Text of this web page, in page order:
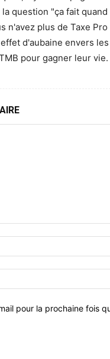
question "ça fait
n'avez plus de Taxe
d'aubaine envers
pour gagner leur vie.
pour la prochaine fois